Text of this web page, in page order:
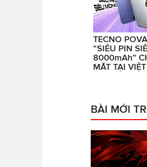
TECNO
“SIÊU PIN
8000mAh”
MẮT TẠI
BÀI MỚI